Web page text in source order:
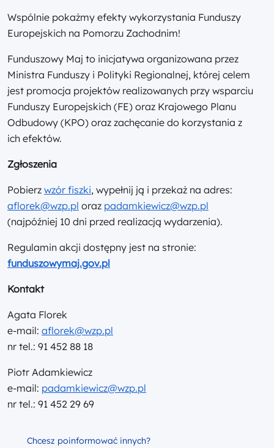
Wspólnie pokażmy efekty wykorzystania Funduszy
Europejskich na Pomorzu Zachodnim!
Funduszowy Maj to inicjatywa organizowana przez
Ministra Funduszy i Polityki Regionalnej, której celem
jest promocja projektów realizowanych przy wsparciu
Funduszy Europejskich (FE) oraz Krajowego Planu
Odbudowy (KPO) oraz zachęcanie do korzystania z
ich efektów.
Zgłoszenia
Pobierz wzór fiszki, wypełnij ją i przekaż na adres:
aflorek@wzp.pl oraz padamkiewicz@wzp.pl
(najpóźniej 10 dni przed realizacją wydarzenia).
Regulamin akcji dostępny jest na stronie:
funduszowymaj.gov.pl
Kontakt
Agata Florek
e-mail: aflorek@wzp.pl
nr tel.: 91 452 88 18
Piotr Adamkiewicz
e-mail: padamkiewicz@wzp.pl
nr tel.: 91 452 29 69
Chcesz poinformować innych?